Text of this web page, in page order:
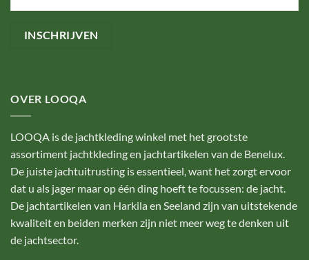
OVER LOOQA
LOOQA is de jachtkleding winkel met het grootste
assortiment jachtkleding en jachtartikelen van de Benelux.
De juiste jachtuitrusting is essentieel, want het zorgt ervoor
dat u als jager maar op één ding hoeft te focussen: de jacht.
De jachtartikelen van Harkila en Seeland zijn van uitstekende
kwaliteit en beiden merken zijn niet meer weg te denken uit
de jachtsector.